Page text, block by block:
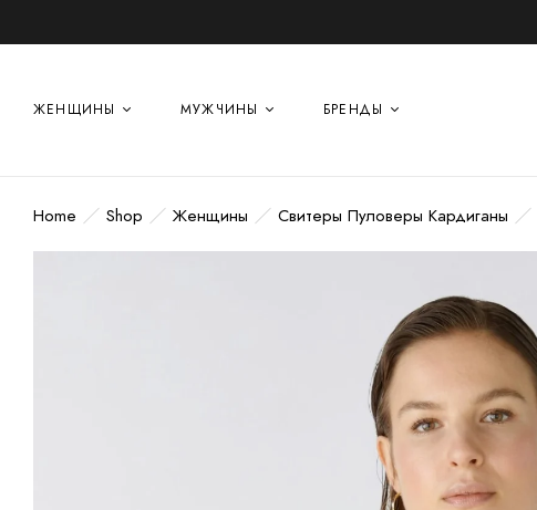
ЖЕНЩИНЫ МУЖЧИНЫ БРЕНДЫ
Home Shop Женщины Свитеры Пуловеры Кардиганы